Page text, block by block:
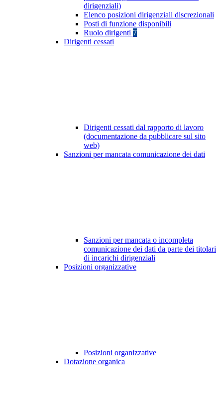
dirigenziali)
Elenco posizioni dirigenziali discrezionali
Posti di funzione disponibili
Ruolo dirigenti 7
Dirigenti cessati
Dirigenti cessati dal rapporto di lavoro
(documentazione da pubblicare sul sito
web)
Sanzioni per mancata comunicazione dei dati
Sanzioni per mancata o incompleta
comunicazione dei dati da parte dei titolari
di incarichi dirigenziali
Posizioni organizzative
Posizioni organizzative
Dotazione organica